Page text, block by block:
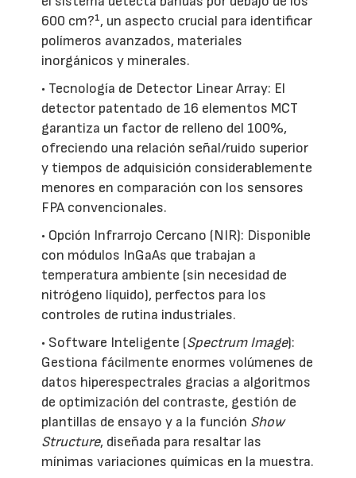
600 cm?¹, un aspecto crucial para identificar
polímeros avanzados, materiales
inorgánicos y minerales.
• Tecnología de Detector Linear Array: El
detector patentado de 16 elementos MCT
garantiza un factor de relleno del 100%,
ofreciendo una relación señal/ruido superior
y tiempos de adquisición considerablemente
menores en comparación con los sensores
FPA convencionales.
• Opción Infrarrojo Cercano (NIR): Disponible
con módulos InGaAs que trabajan a
temperatura ambiente (sin necesidad de
nitrógeno líquido), perfectos para los
controles de rutina industriales.
• Software Inteligente (Spectrum Image):
Gestiona fácilmente enormes volúmenes de
datos hiperespectrales gracias a algoritmos
de optimización del contraste, gestión de
plantillas de ensayo y a la función Show
Structure, diseñada para resaltar las
mínimas variaciones químicas en la muestra.